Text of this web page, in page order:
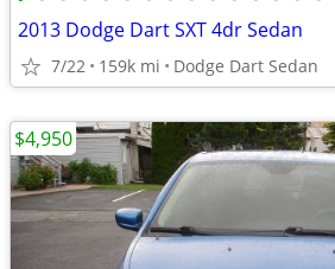
2013 Dodge Dart SXT 4dr Sedan
7/22 159k mi Dodge Dart Sedan
$4,950